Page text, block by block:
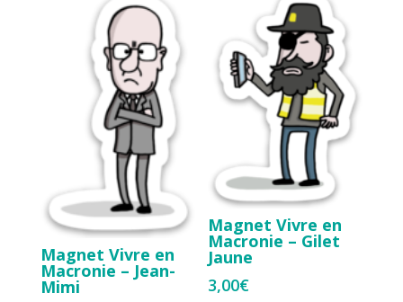
Magnet Vivre en
Macronie – Jean-
Mimi
Magnet Vivre en
Macronie – Gilet
Jaune
3,00€